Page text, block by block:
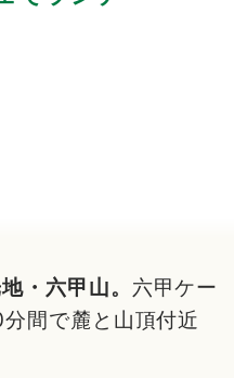
・六甲山。 六甲ケー
間で麓と山頂付近